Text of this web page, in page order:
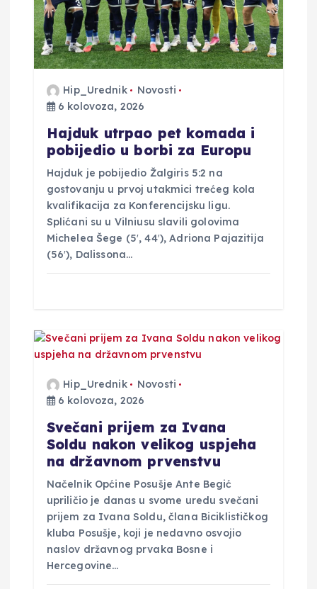
a
Hip_Urednik
Novosti
6 kolovoza, 2026
Hajduk utrpao pet komada i
pobijedio u borbi za Europu
Hajduk je pobijedio Žalgiris 5:2 na
gostovanju u prvoj utakmici trećeg kola
kvalifikacija za Konferencijsku ligu.
Splićani su u Vilniusu slavili golovima
Michelea Šege (5′, 44′), Adriona Pajazitija
(56′), Dalissona…
Hip_Urednik
Novosti
6 kolovoza, 2026
Svečani prijem za Ivana
Soldu nakon velikog uspjeha
na državnom prvenstvu
Načelnik Općine Posušje Ante Begić
upriličio je danas u svome uredu svečani
prijem za Ivana Soldu, člana Biciklističkog
kluba Posušje, koji je nedavno osvojio
naslov državnog prvaka Bosne i
Hercegovine…